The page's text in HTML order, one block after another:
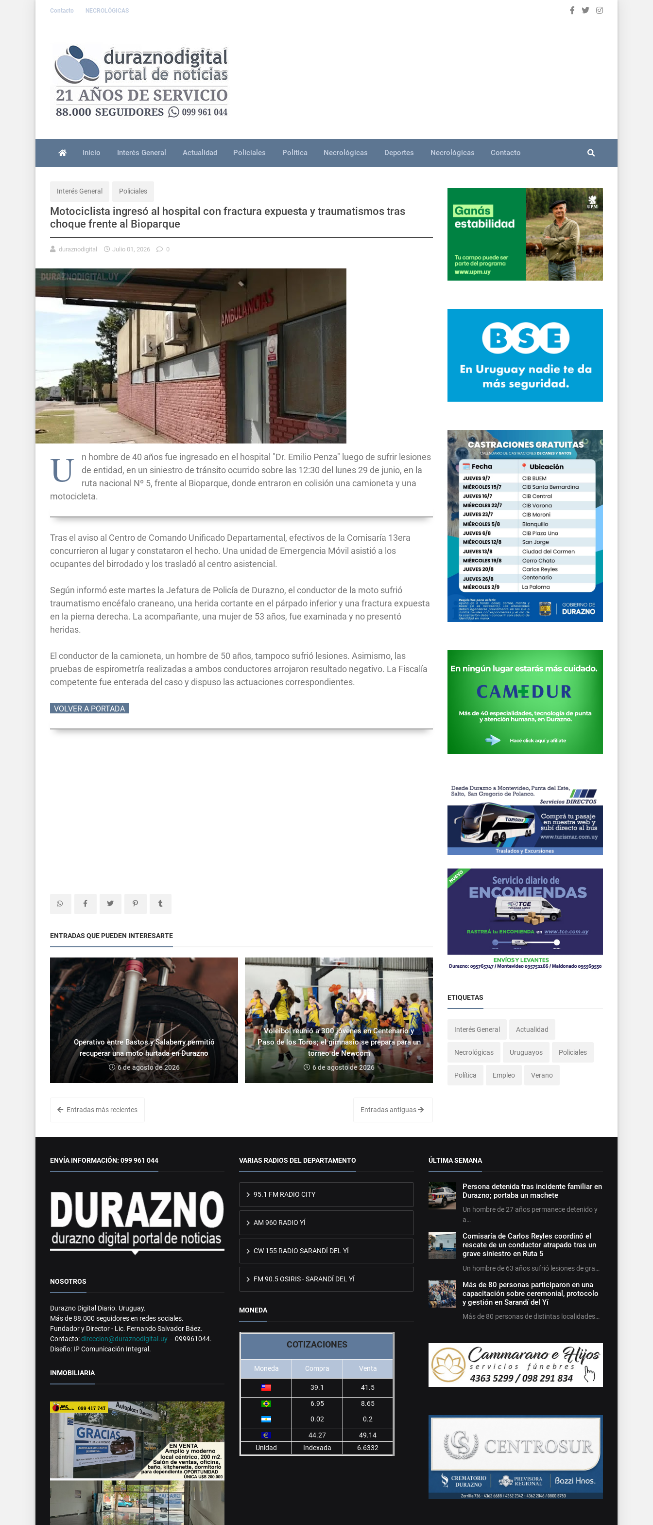
Contacto NECROLÓGICAS
Inicio Interés General Actualidad Policiales Política Necrológicas Deportes Necrológicas Contacto
Interés General Policiales
Motociclista ingresó al hospital con fractura expuesta y traumatismos tras
choque frente al Bioparque
duraznodigital Julio 01, 2026 0
U
n hombre de 40 años fue ingresado en el hospital "Dr. Emilio Penza" luego de sufrir lesiones
de entidad, en un siniestro de tránsito ocurrido sobre las 12:30 del lunes 29 de junio, en la
ruta nacional Nº 5, frente al Bioparque, donde entraron en colisión una camioneta y una
motocicleta.
Tras el aviso al Centro de Comando Unificado Departamental, efectivos de la Comisaría 13era
concurrieron al lugar y constataron el hecho. Una unidad de Emergencia Móvil asistió a los
ocupantes del birrodado y los trasladó al centro asistencial.
Según informó este martes la Jefatura de Policía de Durazno, el conductor de la moto sufrió
traumatismo encéfalo craneano, una herida cortante en el párpado inferior y una fractura expuesta
en la pierna derecha. La acompañante, una mujer de 53 años, fue examinada y no presentó
heridas.
El conductor de la camioneta, un hombre de 50 años, tampoco sufrió lesiones. Asimismo, las
pruebas de espirometría realizadas a ambos conductores arrojaron resultado negativo. La Fiscalía
competente fue enterada del caso y dispuso las actuaciones correspondientes.
VOLVER A PORTADA
ENTRADAS QUE PUEDEN INTERESARTE
Operativo entre Bastos y Salaberry permitió
recuperar una moto hurtada en Durazno
6 de agosto de 2026
Voleibol reunió a 300 jóvenes en Centenario y
Paso de los Toros; el gimnasio se prepara para un
torneo de Newcom
6 de agosto de 2026
Entradas más recientes Entradas antiguas
ETIQUETAS
Interés General Actualidad
Necrológicas Uruguayos Policiales
Política Empleo Verano
ENVÍA INFORMACIÓN: 099 961 044
NOSOTROS
Durazno Digital Diario. Uruguay.
Más de 88.000 seguidores en redes sociales.
Fundador y Director - Lic. Fernando Salvador Báez.
Contacto:direccion@duraznodigital.uy – 099961044.
Diseño: IP Comunicación Integral.
INMOBILIARIA
VARIAS RADIOS DEL DEPARTAMENTO
95.1 FM RADIO CITY
AM 960 RADIO YÍ
CW 155 RADIO SARANDÍ DEL YÍ
FM 90.5 OSIRIS - SARANDÍ DEL YÍ
MONEDA
COTIZACIONES
Moneda Compra Venta
39.1 41.5
6.95
8.65
0.02
0.2
44.27
49.14
Unidad
Indexada 6.6332
ÚLTIMA SEMANA
Persona detenida tras incidente familiar en
Durazno; portaba un machete
Un hombre de 27 años permanece detenido y
a…
Comisaría de Carlos Reyles coordinó el
rescate de un conductor atrapado tras un
grave siniestro en Ruta 5
Un hombre de 63 años sufrió lesiones de gra…
Más de 80 personas participaron en una
capacitación sobre ceremonial, protocolo
y gestión en Sarandí del Yí
Más de 80 personas de distintas localidades…